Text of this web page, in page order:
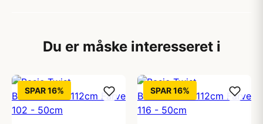
Du er måske interesseret i
SPAR 16% SPAR 16%